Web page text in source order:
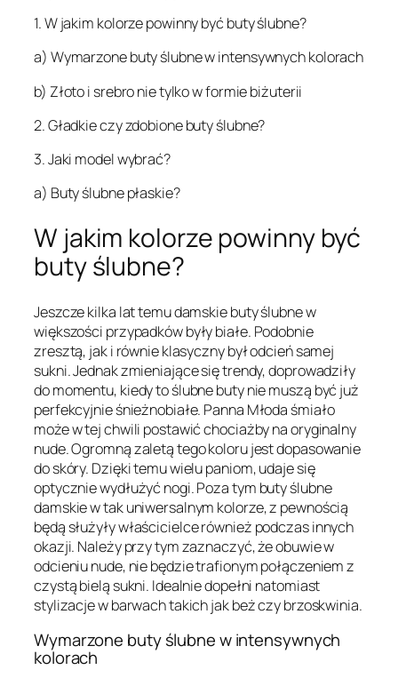
1. W jakim kolorze powinny być buty ślubne?
a) Wymarzone buty ślubne w intensywnych kolorach
b) Złoto i srebro nie tylko w formie biżuterii
2. Gładkie czy zdobione buty ślubne?
3. Jaki model wybrać?
a) Buty ślubne płaskie?
W jakim kolorze powinny być
buty ślubne?
Jeszcze kilka lat temu damskie buty ślubne w
większości przypadków były białe. Podobnie
zresztą, jak i równie klasyczny był odcień samej
sukni. Jednak zmieniające się trendy, doprowadziły
do momentu, kiedy to ślubne buty nie muszą być już
perfekcyjnie śnieżnobiałe. Panna Młoda śmiało
może w tej chwili postawić chociażby na oryginalny
nude. Ogromną zaletą tego koloru jest dopasowanie
do skóry. Dzięki temu wielu paniom, udaje się
optycznie wydłużyć nogi. Poza tym buty ślubne
damskie w tak uniwersalnym kolorze, z pewnością
będą służyły właścicielce również podczas innych
okazji. Należy przy tym zaznaczyć, że obuwie w
odcieniu nude, nie będzie trafionym połączeniem z
czystą bielą sukni. Idealnie dopełni natomiast
stylizacje w barwach takich jak beż czy brzoskwinia.
Wymarzone buty ślubne w intensywnych
kolorach